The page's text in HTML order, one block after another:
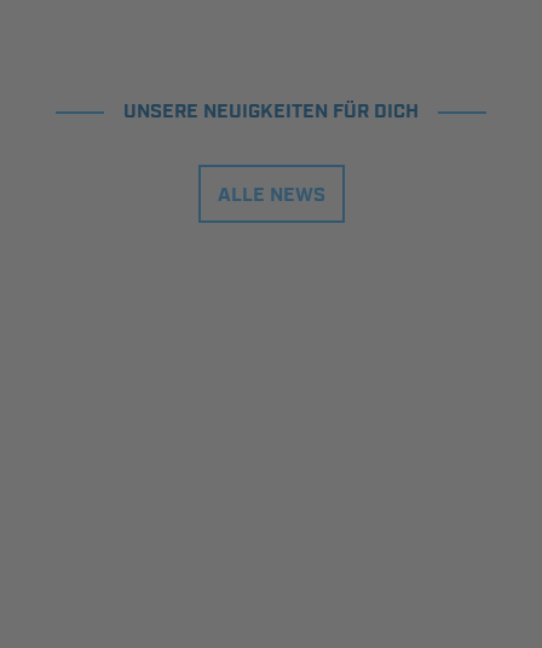
UNSERE NEUIGKEITEN FÜR DICH
ALLE NEWS